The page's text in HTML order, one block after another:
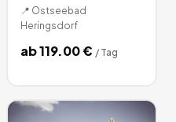
📍 Ostseebad
Heringsdorf
ab119.00€ / Tag